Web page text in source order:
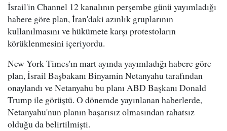
İsrail'in Channel 12 kanalının perşembe günü yayımladığı
habere göre plan, İran'daki azınlık gruplarının
kullanılmasını ve hükümete karşı protestoların
körüklenmesini içeriyordu.
New York Times'ın mart ayında yayımladığı habere göre
plan, İsrail Başbakanı Binyamin Netanyahu tarafından
onaylandı ve Netanyahu bu planı ABD Başkanı Donald
Trump ile görüştü. O dönemde yayınlanan haberlerde,
Netanyahu'nun planın başarısız olmasından rahatsız
olduğu da belirtilmişti.